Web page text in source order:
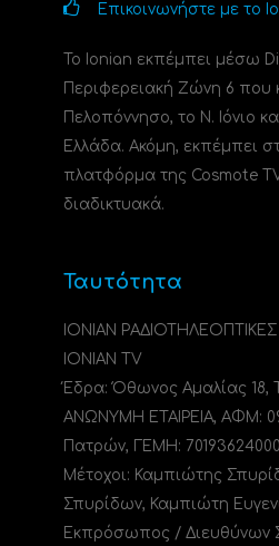
Επικοινωνήστε με το
Το Ionian εκπέμπει μέσω
Περιφερειακή Ζώνη 6 που
Πελοπόννησο, το N. Ιόνιο
Ελλάδα. Ακόμη, εκπέμπει
πλατφόρμα της Cosmote
διαδικτυακά.
Ταυτότητα
ΙΟΝΙΑΝ ΡΑΔΙΟΤΗΛΕΟΠΤΙΚΕΣ
IONIAN TV
Έδρα: Όθωνος Αμαλίας 18,
ΑΝΩΝΥΜΗ ΕΤΑΙΡΕΙΑ, ΑΦΜ:
Πατρών, ΓΕΜΗ:
Μέτοχοι: Καμπιώτης
Σπυρίδων, Καμπιώτη
Εκπρόσωπος / Διευθύνων